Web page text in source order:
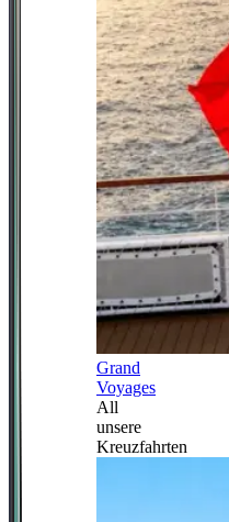
Grand
Voyages
All
unsere
Kreuzfahrten